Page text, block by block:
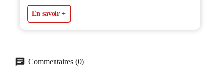
En savoir +
Commentaires (0)